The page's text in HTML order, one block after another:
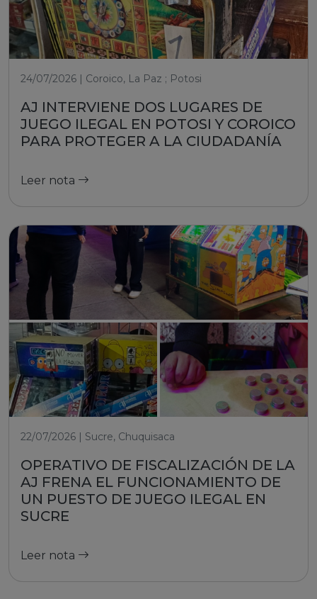
24/07/2026 | Coroico, La Paz ; Potosi
AJ INTERVIENE DOS LUGARES DE
JUEGO ILEGAL EN POTOSI Y COROICO
PARA PROTEGER A LA CIUDADANÍA
Leer nota
22/07/2026 | Sucre, Chuquisaca
OPERATIVO DE FISCALIZACIÓN DE LA
AJ FRENA EL FUNCIONAMIENTO DE
UN PUESTO DE JUEGO ILEGAL EN
SUCRE
Leer nota